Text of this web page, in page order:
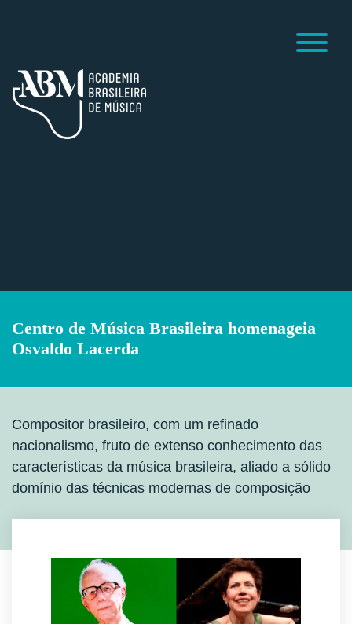
Centro de Música Brasileira homenageia
Osvaldo Lacerda
Compositor brasileiro, com um refinado
nacionalismo, fruto de extenso conhecimento das
características da música brasileira, aliado a sólido
domínio das técnicas modernas de composição